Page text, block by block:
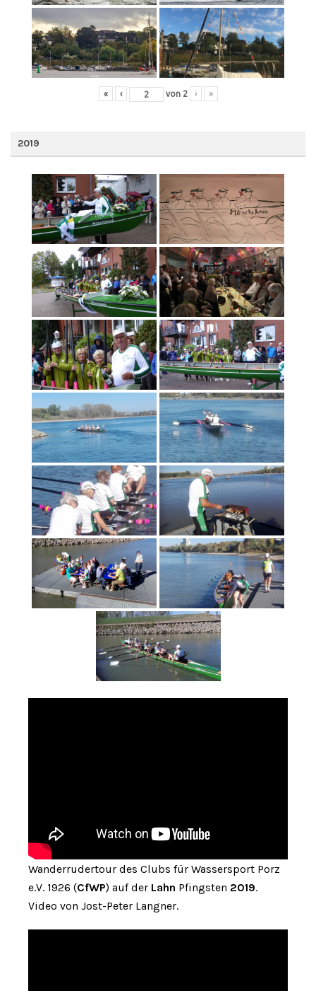
« ‹ von 2 › »
2019
Wanderrudertour des Clubs für Wassersport Porz
e.V. 1926 (CfWP) auf der Lahn Pfingsten 2019.
Video von Jost-Peter Langner.